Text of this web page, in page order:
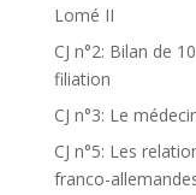
Lomé II
CJ n°2: Bilan de
filiation
CJ n°3: Le
CJ n°5: Les
franco-